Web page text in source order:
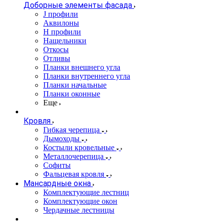
Доборные элементы фасада
J профили
Аквилоны
Н профили
Нащельники
Откосы
Отливы
Планки внешнего угла
Планки внутреннего угла
Планки начальные
Планки оконные
Еще
Кровля
Гибкая черепица
Дымоходы
Костыли кровельные
Металлочерепица
Софиты
Фальцевая кровля
Мансардные окна
Комплектующие лестниц
Комплектующие окон
Чердачные лестницы